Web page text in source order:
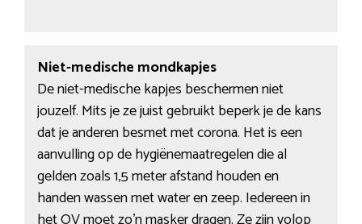
Niet-medische mondkapjes
De niet-medische kapjes beschermen niet
jouzelf. Mits je ze juist gebruikt beperk je de kans
dat je anderen besmet met corona. Het is een
aanvulling op de hygiënemaatregelen die al
gelden zoals 1,5 meter afstand houden en
handen wassen met water en zeep. Iedereen in